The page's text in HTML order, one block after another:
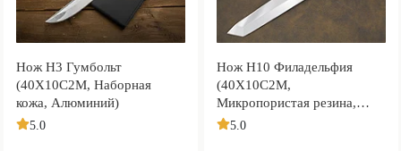
Нож Н3 Гумбольт
(40Х10С2М, Наборная
кожа, Алюминий)
5.0
Нож Н10 Филадельфия
(40Х10С2М,
Микропористая резина,
Алюминий)
5.0